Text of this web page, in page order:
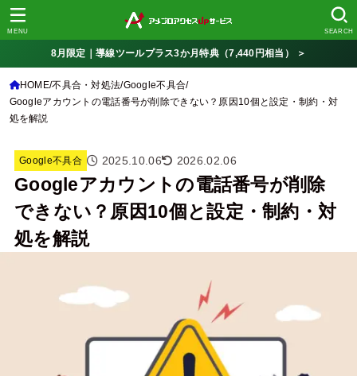
SEARCH
MENU
8月限定｜導線ツールプラス3か月特典（7,440円相当） ＞
HOME 不具合・対処法 Google不具合
Googleアカウントの電話番号が削除できない？原因10個と設定・制約・対
処を解説
Google不具合 2025.10.06 2026.02.06
Googleアカウントの電話番号が削除
できない？原因10個と設定・制約・対
処を解説